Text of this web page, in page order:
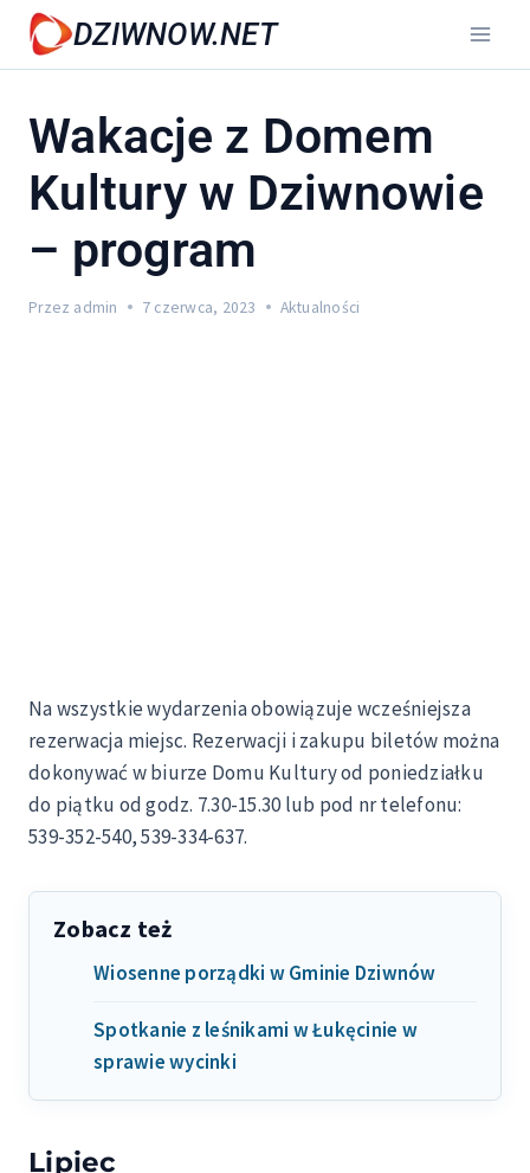
Przejdź
treści
DZIWNOW.NET
Wakacje z Domem
Kultury w Dziwnowie
– program
Przez admin 7 czerwca, 2023 Aktualności
Na wszystkie wydarzenia obowiązuje wcześniejsza
rezerwacja miejsc. Rezerwacji i zakupu biletów można
dokonywać w biurze Domu Kultury od poniedziałku
do piątku od godz. 7.30-15.30 lub pod nr telefonu:
539-352-540, 539-334-637.
Zobacz też
Wiosenne porządki w Gminie Dziwnów
Spotkanie z leśnikami w Łukęcinie w
sprawie wycinki
Lipiec